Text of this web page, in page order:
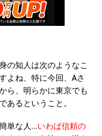
の知人は次のようなこ
よね、特に今回、Aさ
ら、明らかに東京でも
あるということ。
単な人…いわば信頼の